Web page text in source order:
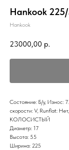
Hankook
Hankook
23000,00 р.
Состояние: Б/у, Износ:
скорости: V, Runflat:
КОЛОСИСТЫЙ
Диаметр: 17
Высота: 55
Ширина: 225